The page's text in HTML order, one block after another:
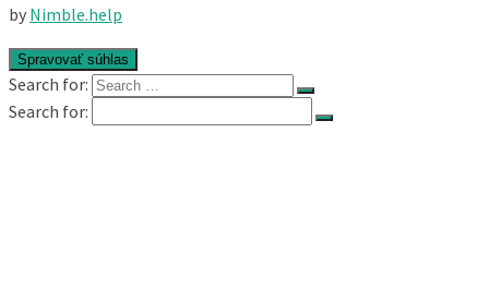
by Nimble.help
Spravovať súhlas
Search for:
Search for: